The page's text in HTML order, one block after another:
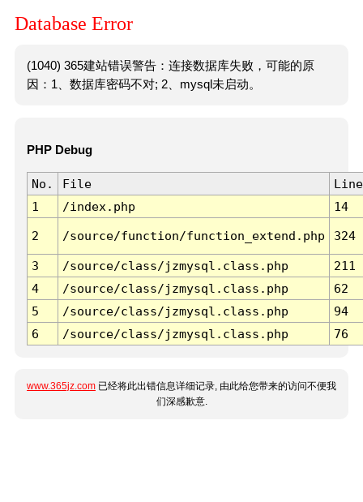
Database Error
(1040) 365建站错误警告：连接数据库失败，可能的原
因：1、数据库密码不对; 2、mysql未启动。
PHP Debug
No. File
Line
1
/index.php 14
2 /source/function/function_extend.php 324
3 /source/class/jzmysql.class.php
211
4
/source/class/jzmysql.class.php
62
5
/source/class/jzmysql.class.php
94
6
/source/class/jzmysql.class.php 76
www.365jz.com 已经将此出错信息详细记录, 由此给您带来的访问不便我
们深感歉意.